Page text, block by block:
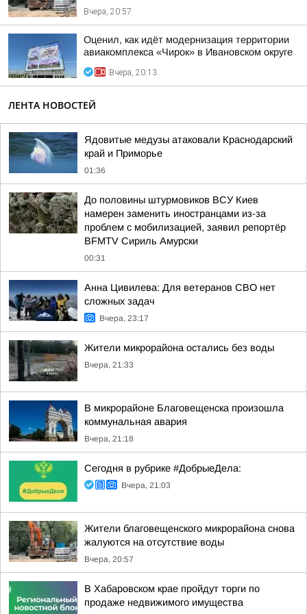
Вчера, 20:57
Оценил, как идёт модернизация территории
авиакомплекса «Чирок» в Ивановском округе
Вчера, 20:13
ЛЕНТА НОВОСТЕЙ
Ядовитые медузы атаковали Краснодарский
край и Приморье
01:36
До половины штурмовиков ВСУ Киев
намерен заменить иностранцами из-за
проблем с мобилизацией, заявил репортёр
BFMTV Сириль Амурски
00:31
Анна Цивилева: Для ветеранов СВО нет
сложных задач
Вчера, 23:17
Жители микрорайона остались без воды
Вчера, 21:33
В микрорайоне Благовещенска произошла
коммунальная авария
Вчера, 21:18
Сегодня в рубрике #ДобрыеДела:
Вчера, 21:03
Жители благовещенского микрорайона снова
жалуются на отсутствие воды
Вчера, 20:57
В Хабаровском крае пройдут торги по
продаже недвижимого имущества